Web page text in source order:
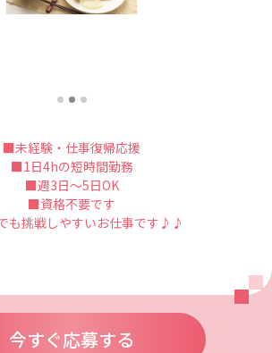
■未経験・仕事復帰応援
■1日4hの短時間勤務
■週3日～5日OK
■資格不要です
も挑戦しやすいお仕事です♪♪
今すぐ応募する